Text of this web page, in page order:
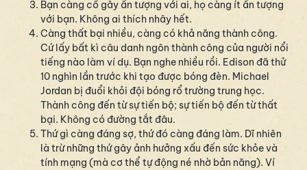
Bạn càng cố gây ấn tượng với ai, họ càng ít ấn tượng
với bạn. Không ai thích nhây hết.
Càng thất bại nhiều, càng có khả năng thành công.
Cứ lấy bất kì câu danh ngôn thành công của người nổi
tiếng nào làm ví dụ. Bạn nghe nhiều rồi. Edison đã thử
10 nghìn lần trước khi tạo được bóng đèn. Michael
Jordan bị đuổi khỏi đội bóng rổ trường trung học.
Thành công đến từ sự tiến bộ; sự tiến bộ đến từ thất
bại. Không có đường tắt đâu.
Thứ gì càng đáng sợ, thứ đó càng đáng làm. Dĩ nhiên
là trừ những thứ gây ảnh hưởng xấu đến sức khỏe và
tính mạng (mà cơ thể tự động né nhờ bản năng). Ví